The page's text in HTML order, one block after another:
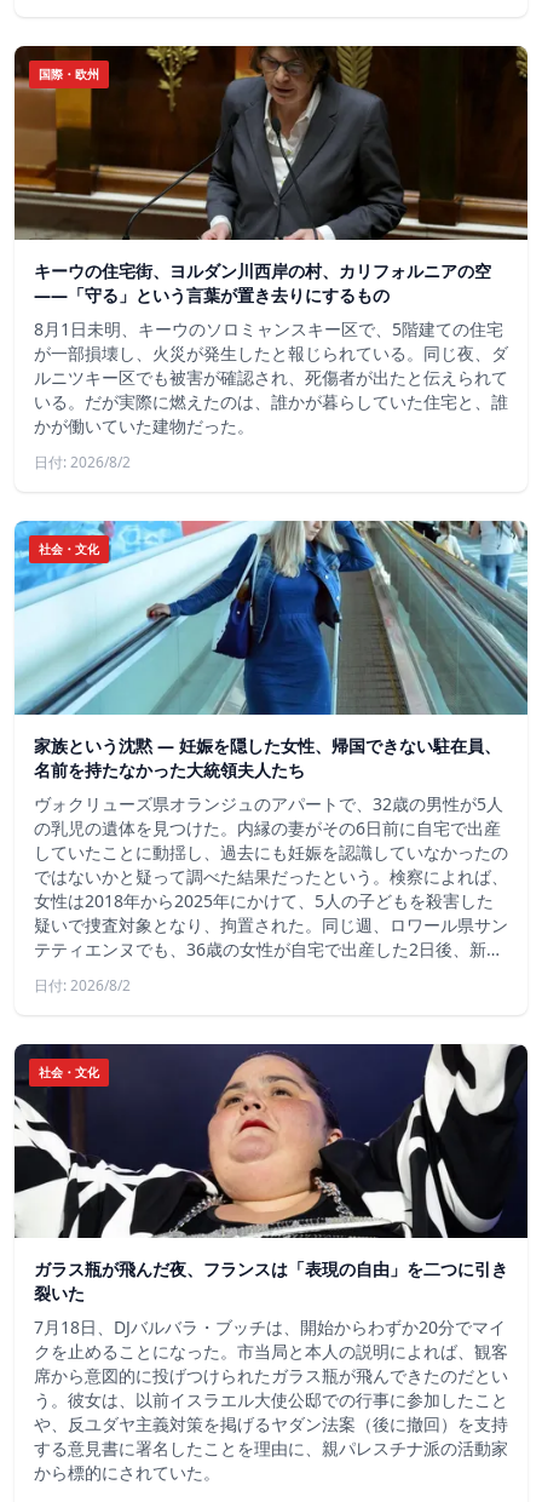
国際・欧州
キーウの住宅街、ヨルダン川西岸の村、カリフォルニアの空
——「守る」という言葉が置き去りにするもの
8月1日未明、キーウのソロミャンスキー区で、5階建ての住宅
が一部損壊し、火災が発生したと報じられている。同じ夜、ダ
ルニツキー区でも被害が確認され、死傷者が出たと伝えられて
いる。だが実際に燃えたのは、誰かが暮らしていた住宅と、誰
かが働いていた建物だった。
日付: 2026/8/2
社会・文化
家族という沈黙 ― 妊娠を隠した女性、帰国できない駐在員、
名前を持たなかった大統領夫人たち
ヴォクリューズ県オランジュのアパートで、32歳の男性が5人
の乳児の遺体を見つけた。内縁の妻がその6日前に自宅で出産
していたことに動揺し、過去にも妊娠を認識していなかったの
ではないかと疑って調べた結果だったという。検察によれば、
女性は2018年から2025年にかけて、5人の子どもを殺害した
疑いで捜査対象となり、拘置された。同じ週、ロワール県サン
テティエンヌでも、36歳の女性が自宅で出産した2日後、新…
日付: 2026/8/2
社会・文化
ガラス瓶が飛んだ夜、フランスは「表現の自由」を二つに引き
裂いた
7月18日、DJバルバラ・ブッチは、開始からわずか20分でマイ
クを止めることになった。市当局と本人の説明によれば、観客
席から意図的に投げつけられたガラス瓶が飛んできたのだとい
う。彼女は、以前イスラエル大使公邸での行事に参加したこと
や、反ユダヤ主義対策を掲げるヤダン法案（後に撤回）を支持
する意見書に署名したことを理由に、親パレスチナ派の活動家
から標的にされていた。